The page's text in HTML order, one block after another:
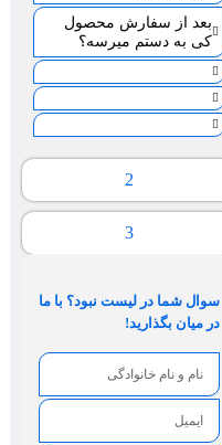
2
3
بعد از سفارش محصول
کی به دستم میرسه؟
سوال شما در لیست نبود؟ با ما
در میان بگذارید!